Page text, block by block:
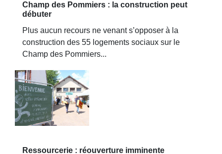
Champ des Pommiers : la construction peut
débuter
Plus aucun recours ne venant s’opposer à la
construction des 55 logements sociaux sur le
Champ des Pommiers...
Ressourcerie : réouverture imminente